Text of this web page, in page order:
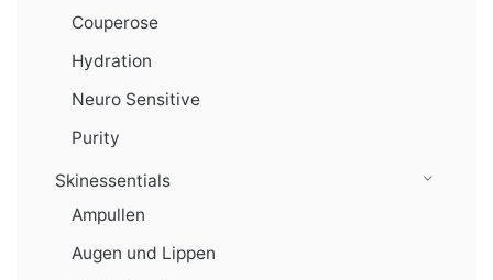
Couperose
Hydration
Neuro Sensitive
Purity
Skinessentials
Ampullen
Augen und Lippen